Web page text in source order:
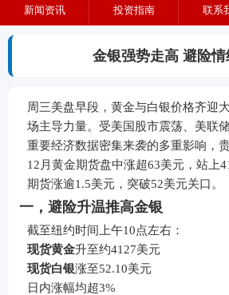
新闻资讯 投资指南 联系
金银强势走高 避险
周三美盘早段，黄金与白银价格齐迎
场主导力量。受美国股市震荡、美联
重要经济数据密集来袭的多重影响，
12月黄金期货盘中涨超63美元，站上
期货涨逾1.5美元，突破52美元关口。
一，避险升温推高金银
截至纽约时间上午10点左右：
现货黄金升至约4127美元
现货白银涨至52.10美元
日内涨幅均超3%